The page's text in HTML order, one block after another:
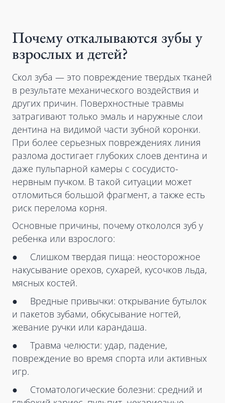
Почему откалываются зубы у
взрослых и детей?
Скол зуба — это повреждение твердых тканей
в результате механического воздействия и
других причин. Поверхностные травмы
затрагивают только эмаль и наружные слои
дентина на видимой части зубной коронки.
При более серьезных повреждениях линия
разлома достигает глубоких слоев дентина и
даже пульпарной камеры с сосудисто-
нервным пучком. В такой ситуации может
отломиться большой фрагмент, а также есть
риск перелома корня.
Основные причины, почему откололся зуб у
ребенка или взрослого:
● Слишком твердая пища: неосторожное
накусывание орехов, сухарей, кусочков льда,
мясных костей.
● Вредные привычки: открывание бутылок
и пакетов зубами, обкусывание ногтей,
жевание ручки или карандаша.
● Травма челюсти: удар, падение,
повреждение во время спорта или активных
игр.
● Стоматологические болезни: средний и